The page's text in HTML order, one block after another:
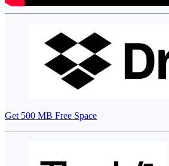
Get 500 MB Free Space